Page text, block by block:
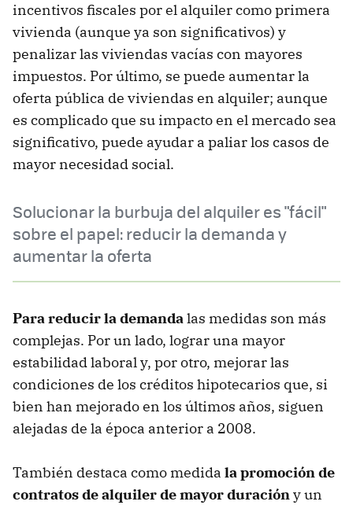
incentivos fiscales por el alquiler como primera
vivienda (aunque ya son significativos) y
penalizar las viviendas vacías con mayores
impuestos. Por último, se puede aumentar la
oferta pública de viviendas en alquiler; aunque
es complicado que su impacto en el mercado sea
significativo, puede ayudar a paliar los casos de
mayor necesidad social.
Solucionar la burbuja del alquiler es "fácil"
sobre el papel: reducir la demanda y
aumentar la oferta
Para reducir la demandalas medidas son más
complejas. Por un lado, lograr una mayor
estabilidad laboral y, por otro, mejorar las
condiciones de los créditos hipotecarios que, si
bien han mejorado en los últimos años, siguen
alejadas de la época anterior a 2008.
También destaca como medida la promoción de
contratos de alquiler de mayor duracióny un